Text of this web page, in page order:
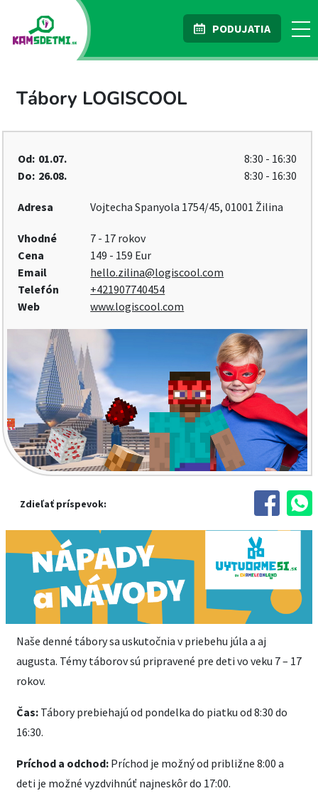
PODUJATIA
Tábory LOGISCOOL
Od: 01.07.
8:30 - 16:30
Do: 26.08. 8:30 - 16:30
Adresa Vojtecha Spanyola 1754/45, 01001 Žilina
Vhodné
7 - 17 rokov
Cena
149 - 159 Eur
Email
hello.zilina@logiscool.com
Telefón
+421907740454
Web
www.logiscool.com
Zdieľať príspevok:
Naše denné tábory sa uskutočnia v priebehu júla a aj
augusta. Témy táborov sú pripravené pre deti vo veku 7 – 17
rokov.
Čas: Tábory prebiehajú od pondelka do piatku od 8:30 do
16:30.
Príchod a odchod: Príchod je možný od približne 8:00 a
deti je možné vyzdvihnúť najneskôr do 17:00.